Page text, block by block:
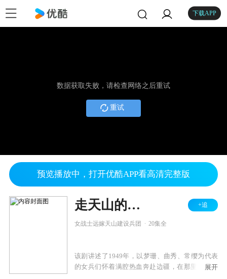
下载APP
数据获取失败，请检查网络之后重试
重试
预览播放中，打开优酷APP看高清完整版
走天山的女人 +追
女战士远嫁天山建设兵团 20集全
该剧讲述了1949年，以梦珊、曲秀、常缨为代表
的女兵们怀着满腔热血奔赴边疆，在那里认识了
展开